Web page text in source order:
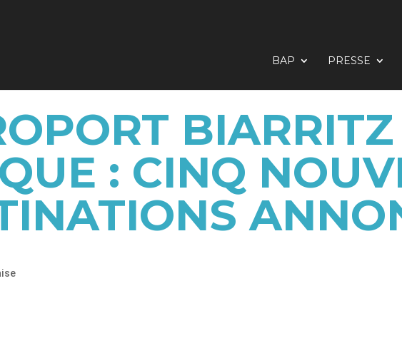
BAP PRESSE
BIARRITZ
: CINQ